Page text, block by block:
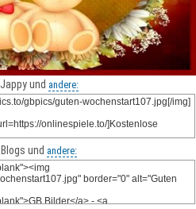
und andere:
und andere: